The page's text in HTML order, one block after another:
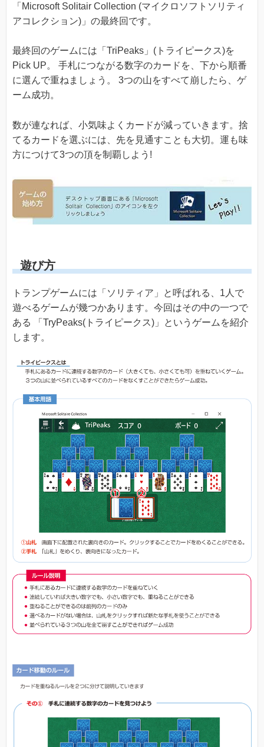
「Microsoft Solitair Collection (マイクロソフトソリティ
アコレクション)」の最終回です。
最終回のゲームには「TriPeaks」(トライピークス)を
Pick UP。 手札につながる数字のカードを、下から順番
に選んで重ねましょう。 3つの山をすべて崩したら、ゲ
ーム成功。
数が連なれば、小気味よくカードが減っていきます。捨
てるカードを選ぶには、先を見通すことも大切。運も味
方につけて3つの頂を制覇しよう!
遊び方
トランプゲームには「ソリティア」と呼ばれる、1人で
遊べるゲームが幾つかあります。今回はその中の一つで
ある 「TryPeaks(トライピークス)」というゲームを紹介
します。